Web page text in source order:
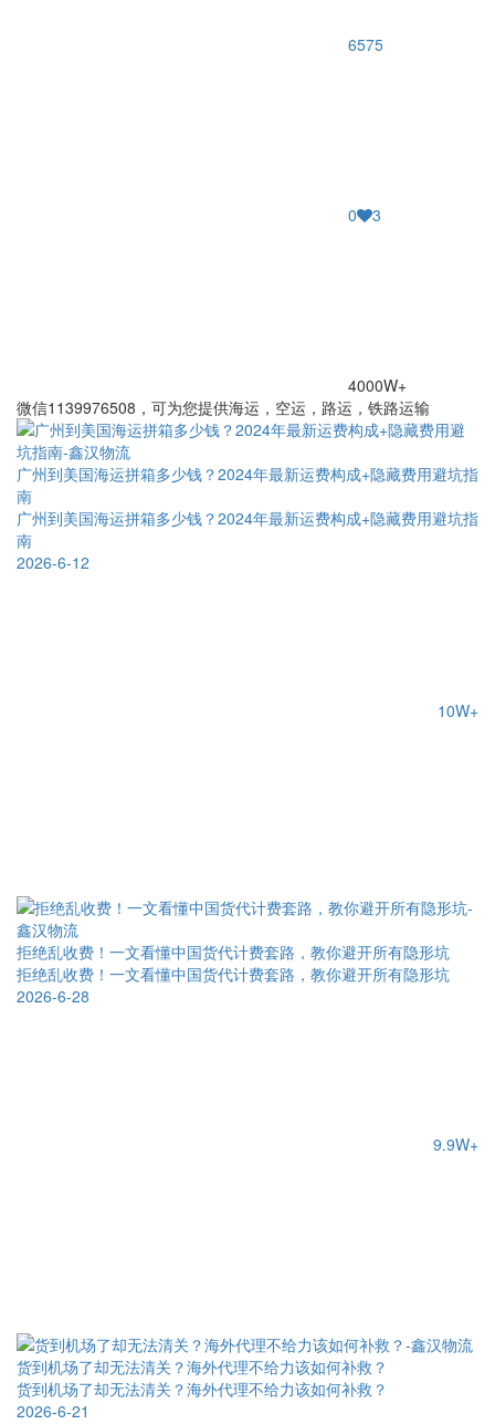
6575
0 3
4000W+
微信1139976508，可为您提供海运，空运，路运，铁路运输
广州到美国海运拼箱多少钱？2024年最新运费构成+隐藏费用避坑指
南
广州到美国海运拼箱多少钱？2024年最新运费构成+隐藏费用避坑指
南
2026-6-12
10W+
拒绝乱收费！一文看懂中国货代计费套路，教你避开所有隐形坑
拒绝乱收费！一文看懂中国货代计费套路，教你避开所有隐形坑
2026-6-28
9.9W+
货到机场了却无法清关？海外代理不给力该如何补救？
货到机场了却无法清关？海外代理不给力该如何补救？
2026-6-21